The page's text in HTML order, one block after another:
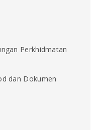
Perkhidmatan
dan Dokumen